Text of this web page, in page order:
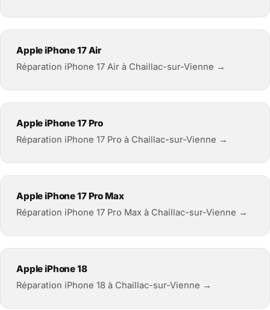
Apple iPhone 17 Air
Réparation iPhone 17 Air à Chaillac-sur-Vienne →
Apple iPhone 17 Pro
Réparation iPhone 17 Pro à Chaillac-sur-Vienne →
Apple iPhone 17 Pro Max
Réparation iPhone 17 Pro Max à Chaillac-sur-Vienne →
Apple iPhone 18
Réparation iPhone 18 à Chaillac-sur-Vienne →